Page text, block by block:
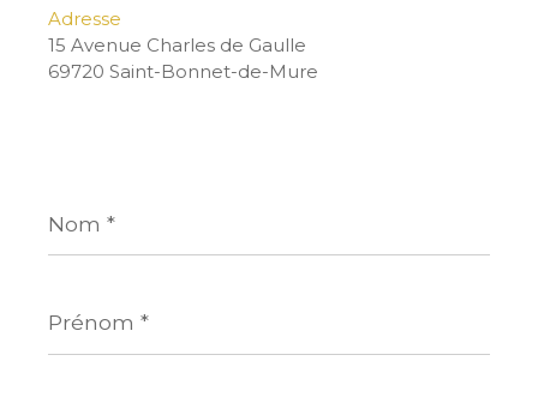
Adresse
15 Avenue Charles de Gaulle
69720 Saint-Bonnet-de-Mure
*
*